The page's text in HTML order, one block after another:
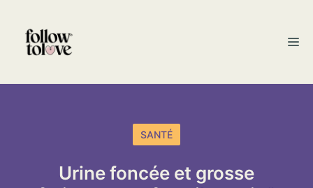
contenu
SANTÉ
Urine foncée et grosse